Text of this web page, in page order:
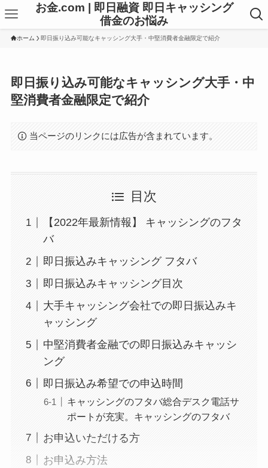
お金.com | 即日融資 即日キャッシング
借金のお悩み
ホーム 即日振り込み可能なキャッシング大手・中堅消費者金融限定で紹介
即日振り込み可能なキャッシング大手・中
堅消費者金融限定で紹介
当ページのリンクには広告が含まれています。
目次
【2022年最新情報】 キャッシングのフタ
バ
即日振込みキャッシング フタバ
即日振込みキャッシング目次
大手キャッシング会社での即日振込みキ
ャッシング
中堅消費者金融での即日振込みキャッシ
ング
即日振込み希望での申込時間
キャッシングのフタバ総合デスク電話サ
ポートが充実。キャッシングのフタバ
お申込いただける方
お申込み方法